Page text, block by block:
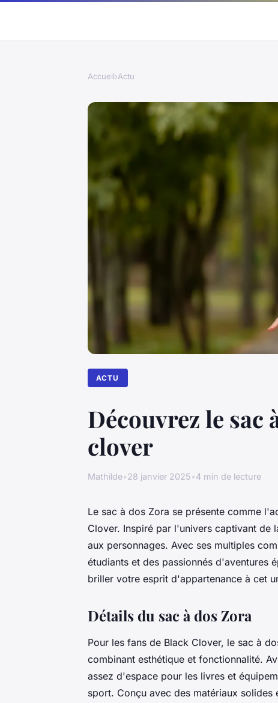
Accueil›Actu
ACTU
Découvrez le sac
clover
Mathilde•28 janvier 2025•4 min de lecture
Le sac à dos Zora se présente comme
Clover. Inspiré par l'univers captivant de
aux personnages. Avec ses multiples
étudiants et des passionnés d'aventures
briller votre esprit d'appartenance à cet
Détails du sac à dos Zora
Pour les fans de Black Clover, le sac à
combinant esthétique et fonctionnalité.
assez d'espace pour les livres et
sport. Conçu avec des matériaux